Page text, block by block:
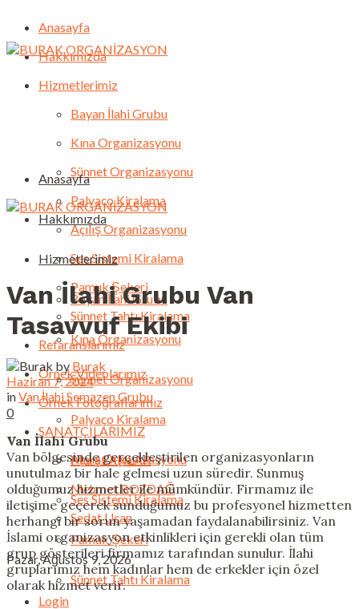
Anasayfa
Hakkımızda
Hizmetlerimiz
Bayan İlahi Grubu
Kına Organizasyonu
Sünnet Organizasyonu
Palyaço Kiralama
Açılış Organizasyonu
Ses Sistemi Kiralama
Pamuk Şekeri
Sünnet Tahtı Kiralama
Refaranslarımız
Örnek Videolarımız
Örnek Fotoğraflarımız
SANATÇILARIMIZ
Murat ANLAR
Mehmet BOZDAĞ
Sedat Uçan
Pazar, Ağustos 9, 2026
Login
Anasayfa
Hakkımızda
Hizmetlerimiz
Bayan İlahi Grubu
Kına Organizasyonu
Sünnet Organizasyonu
Palyaço Kiralama
Açılış Organizasyonu
Ses Sistemi Kiralama
Pamuk Şekeri
Sünnet Tahtı Kiralama
Van İlahi Grubu Van
Tasavvuf Ekibi
by Burak
Haziran 7, 2024
inVan İlahi Semazen Grubu
0
Van İlahi Grubu
Van bölgesinde gerçekleştirilen organizasyonların
unutulmaz bir hale gelmesi uzun süredir. Sunmuş
olduğumuz hizmetler ile mümkündür. Firmamız ile
iletişime geçerek sunduğumuz bu profesyonel hizmetten
herhangi bir sorun yaşamadan faydalanabilirsiniz. Van
İslami organizasyon etkinlikleri için gerekli olan tüm
grup gösterileri firmamız tarafından sunulur. İlahi
gruplarımız hem kadınlar hem de erkekler için özel
olarak hizmet verir.